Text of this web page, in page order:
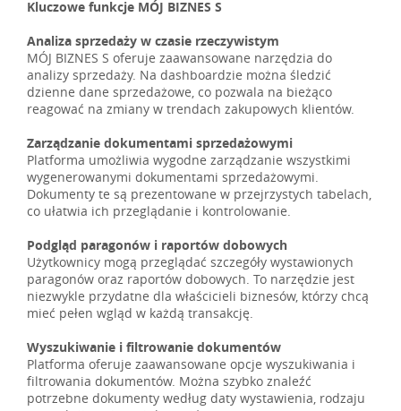
Kluczowe funkcje MÓJ BIZNES S
Analiza sprzedaży w czasie rzeczywistym
MÓJ BIZNES S oferuje zaawansowane narzędzia do
analizy sprzedaży. Na dashboardzie można śledzić
dzienne dane sprzedażowe, co pozwala na bieżąco
reagować na zmiany w trendach zakupowych klientów.
Zarządzanie dokumentami sprzedażowymi
Platforma umożliwia wygodne zarządzanie wszystkimi
wygenerowanymi dokumentami sprzedażowymi.
Dokumenty te są prezentowane w przejrzystych tabelach,
co ułatwia ich przeglądanie i kontrolowanie.
Podgląd paragonów i raportów dobowych
Użytkownicy mogą przeglądać szczegóły wystawionych
paragonów oraz raportów dobowych. To narzędzie jest
niezwykle przydatne dla właścicieli biznesów, którzy chcą
mieć pełen wgląd w każdą transakcję.
Wyszukiwanie i filtrowanie dokumentów
Platforma oferuje zaawansowane opcje wyszukiwania i
filtrowania dokumentów. Można szybko znaleźć
potrzebne dokumenty według daty wystawienia, rodzaju